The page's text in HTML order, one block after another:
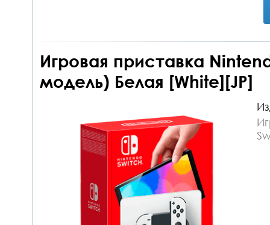
Игровая приставка
модель) Белая [White][JP]